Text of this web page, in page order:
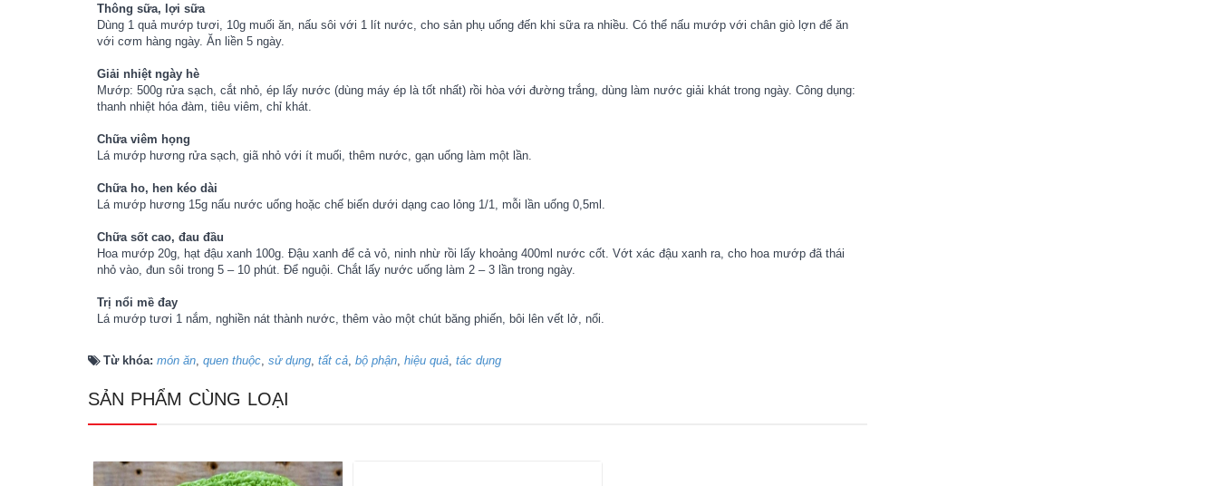
Thông sữa, lợi sữa
Dùng 1 quả mướp tươi, 10g muối ăn, nấu sôi với 1 lít nước, cho sản phụ uống đến khi sữa ra nhiều. Có thể nấu mướp với chân giò lợn để ăn
với cơm hàng ngày. Ăn liền 5 ngày.
Giải nhiệt ngày hè
Mướp: 500g rửa sạch, cắt nhỏ, ép lấy nước (dùng máy ép là tốt nhất) rồi hòa với đường trắng, dùng làm nước giải khát trong ngày. Công dụng:
thanh nhiệt hóa đàm, tiêu viêm, chỉ khát.
Chữa viêm họng
Lá mướp hương rửa sạch, giã nhỏ với ít muối, thêm nước, gạn uống làm một lần.
Chữa ho, hen kéo dài
Lá mướp hương 15g nấu nước uống hoặc chế biến dưới dạng cao lỏng 1/1, mỗi lần uống 0,5ml.
Chữa sốt cao, đau đầu
Hoa mướp 20g, hạt đậu xanh 100g. Đậu xanh để cả vỏ, ninh nhừ rồi lấy khoảng 400ml nước cốt. Vớt xác đậu xanh ra, cho hoa mướp đã thái
nhỏ vào, đun sôi trong 5 – 10 phút. Để nguội. Chắt lấy nước uống làm 2 – 3 lần trong ngày.
Trị nổi mề đay
Lá mướp tươi 1 nắm, nghiền nát thành nước, thêm vào một chút băng phiến, bôi lên vết lở, nổi.
Từ khóa: món ăn, quen thuộc, sử dụng, tất cả, bộ phận, hiệu quả, tác dụng
SẢN PHẨM CÙNG LOẠI